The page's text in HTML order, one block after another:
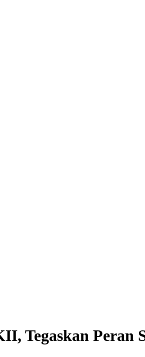
Tegaskan Peran